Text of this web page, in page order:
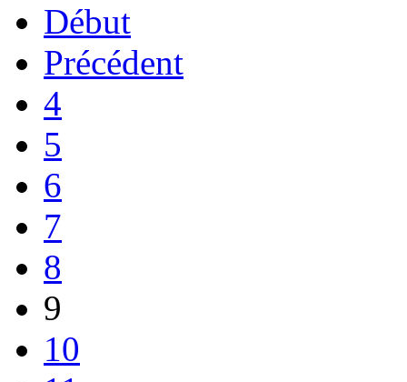
Début
Précédent
4
5
6
7
8
9
10